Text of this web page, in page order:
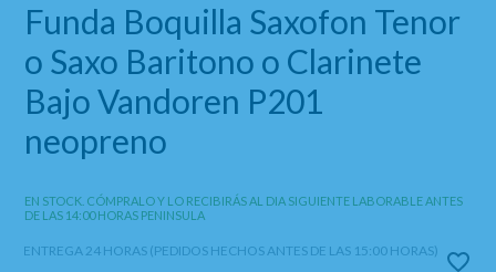
Funda Boquilla Saxofon Tenor
o Saxo Baritono o Clarinete
Bajo Vandoren P201
neopreno
EN STOCK. CÓMPRALO Y LO RECIBIRÁS AL DIA SIGUIENTE LABORABLE ANTES
DE LAS 14:00 HORAS PENINSULA
ENTREGA 24 HORAS (PEDIDOS HECHOS ANTES DE LAS 15:00 HORAS)